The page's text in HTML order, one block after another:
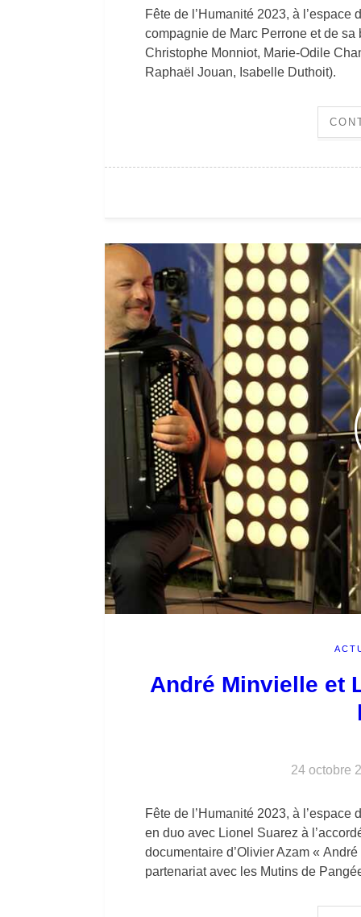
Fête de l’Humanité 2023, à l’espace
compagnie de Marc Perrone et de
Christophe Monniot, Marie-Odile
Raphaël Jouan, Isabelle Duthoit).
André Minvielle et
24 octobre
Fête de l’Humanité 2023, à l’espace
en duo avec Lionel Suarez à
documentaire d’Olivier Azam «
partenariat avec les Mutins de